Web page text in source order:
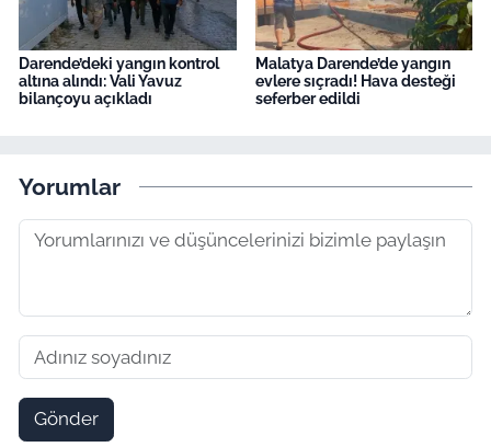
Darende’deki yangın kontrol
altına alındı: Vali Yavuz
bilançoyu açıkladı
Malatya Darende’de yangın
evlere sıçradı! Hava desteği
seferber edildi
Yorumlar
Gönder